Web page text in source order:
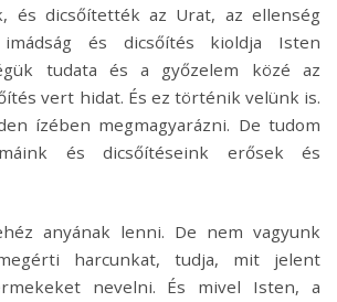
és dicsőítették az Urat, az ellenség
és dicsőítés kioldja Isten
tudata és a győzelem közé az
vert hidat. És ez történik velünk is.
ízében megmagyarázni. De tudom
és dicsőítéseink erősek és
anyának lenni. De nem vagyunk
harcunkat, tudja, mit jelent
nevelni. És mivel Isten, a